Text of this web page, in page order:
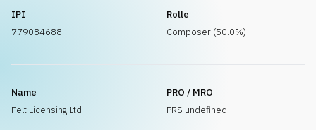
IPI
779084688
Rolle
Composer (50.0%)
Name
Felt Licensing Ltd
PRO / MRO
PRS undefined